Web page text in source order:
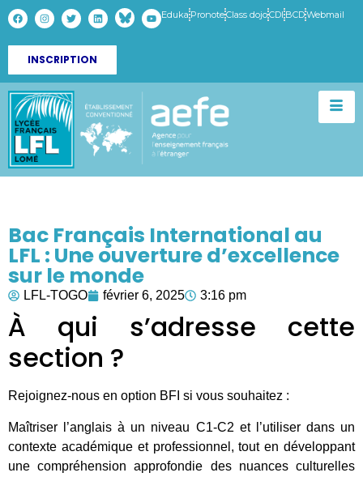
Eduka PronoteClass dojoCDI BCDWebmail
INSCRIPTION
Bac Français International au
LFL : Une ouverture d’excellence
sur le monde
LFL-TOGO février 6, 2025 3:16 pm
À qui s’adresse cette
section ?
Rejoignez-nous en option BFI si vous souhaitez :
Maîtriser l’anglais à un niveau C1-C2 et l’utiliser dans un
contexte académique et professionnel, tout en développant
une compréhension approfondie des nuances culturelles